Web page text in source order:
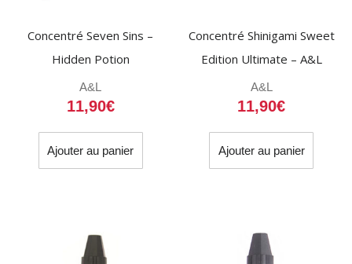
Concentré Seven Sins –
Hidden Potion
A&L
11,90€
Ajouter au panier
Concentré Shinigami Sweet
Edition Ultimate – A&L
A&L
11,90€
Ajouter au panier